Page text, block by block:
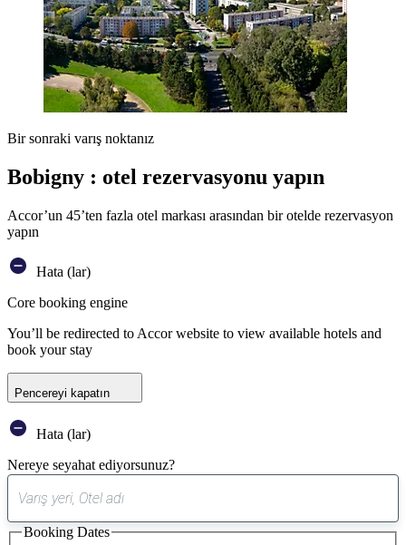
Bir sonraki varış noktanız
Bobigny : otel rezervasyonu yapın
Accor’un 45’ten fazla otel markası arasından bir otelde rezervasyon
yapın
Hata (lar)
Core booking engine
You’ll be redirected to Accor website to view available hotels and
book your stay
Pencereyi kapatın
Hata (lar)
Nereye seyahat ediyorsunuz?
öneri
bulundu
Booking Dates